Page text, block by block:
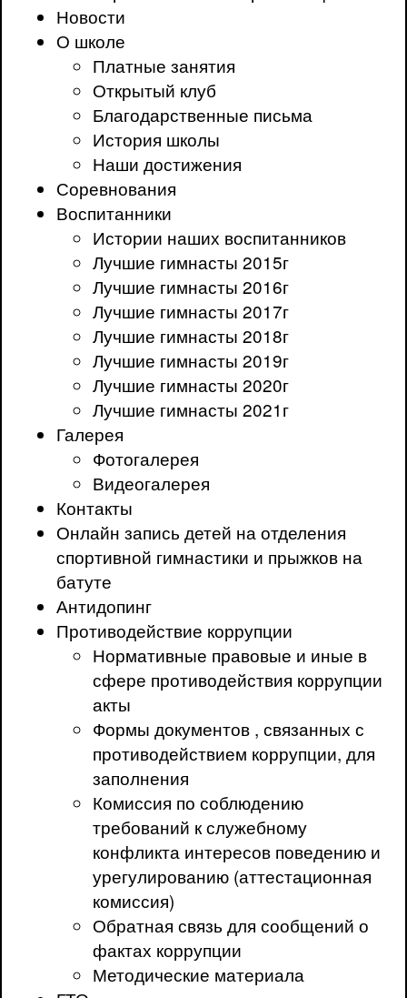
Новости
О школе
Платные занятия
Открытый клуб
Благодарственные письма
История школы
Наши достижения
Соревнования
Воспитанники
Истории наших воспитанников
Лучшие гимнасты 2015г
Лучшие гимнасты 2016г
Лучшие гимнасты 2017г
Лучшие гимнасты 2018г
Лучшие гимнасты 2019г
Лучшие гимнасты 2020г
Лучшие гимнасты 2021г
Галерея
Фотогалерея
Видеогалерея
Контакты
Онлайн запись детей на отделения
спортивной гимнастики и прыжков на
батуте
Антидопинг
Противодействие коррупции
Нормативные правовые и иные в
сфере противодействия коррупции
акты
Формы документов , связанных с
противодействием коррупции, для
заполнения
Комиссия по соблюдению
требований к служебному
конфликта интересов поведению и
урегулированию (аттестационная
комиссия)
Обратная связь для сообщений о
фактах коррупции
Методические материала